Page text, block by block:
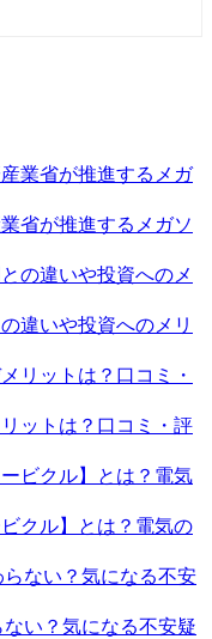
省が推進するメガソ
違いや投資へのメリ
ットは？口コミ・評
クル】とは？電気の
ない？気になる不安疑